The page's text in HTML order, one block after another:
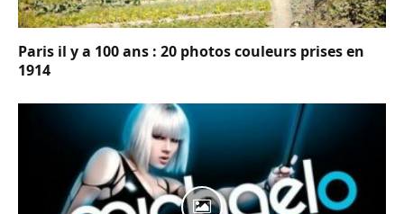
Paris il y a 100 ans : 20 photos couleurs prises en
1914